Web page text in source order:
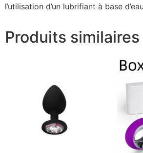
l’utilisation d’un lubrifiant à base
Produits similaires